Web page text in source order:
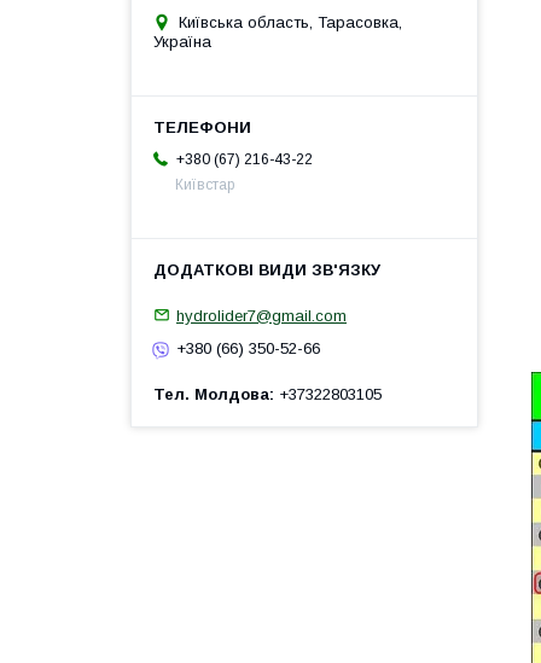
Київська область, Тарасовка,
Україна
+380 (67) 216-43-22
Київстар
hydrolider7@gmail.com
+380 (66) 350-52-66
Тел. Молдова +37322803105